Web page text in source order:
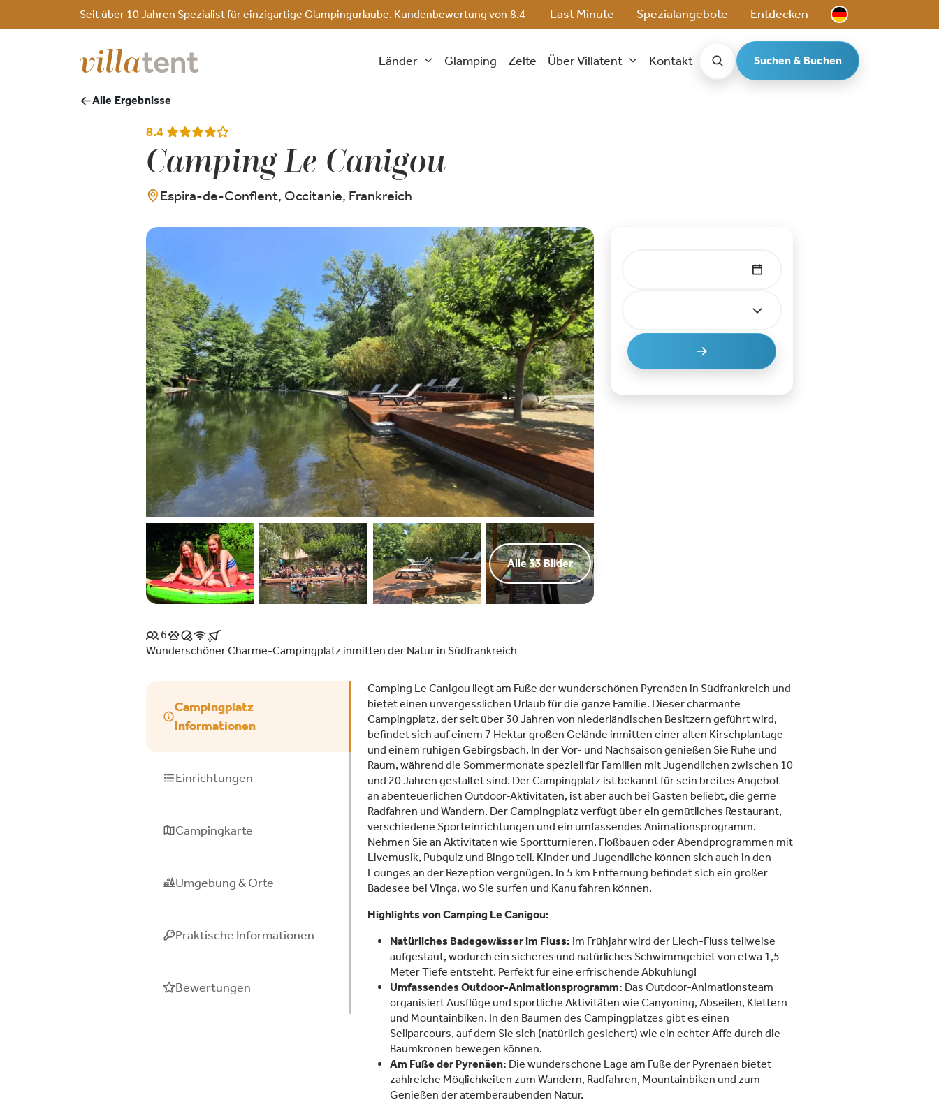
Seit über 10 Jahren Spezialist für einzigartige Glampingurlaube. Kundenbewertung von 8.4 Last Minute Spezialangebote Entdecken
Länder Glamping Zelte Über Villatent Kontakt Suchen & Buchen
Alle Ergebnisse
8.4
Camping Le Canigou
Espira-de-Conflent, Occitanie, Frankreich
Alle 33 Bilder
6
Wunderschöner Charme-Campingplatz inmitten der Natur in Südfrankreich
Campingplatz
Informationen
Einrichtungen
Campingkarte
Umgebung & Orte
Praktische Informationen
Bewertungen
Camping Le Canigou liegt am Fuße der wunderschönen Pyrenäen in Südfrankreich und
bietet einen unvergesslichen Urlaub für die ganze Familie. Dieser charmante
Campingplatz, der seit über 30 Jahren von niederländischen Besitzern geführt wird,
befindet sich auf einem 7 Hektar großen Gelände inmitten einer alten Kirschplantage
und einem ruhigen Gebirgsbach. In der Vor- und Nachsaison genießen Sie Ruhe und
Raum, während die Sommermonate speziell für Familien mit Jugendlichen zwischen 10
und 20 Jahren gestaltet sind. Der Campingplatz ist bekannt für sein breites Angebot
an abenteuerlichen Outdoor-Aktivitäten, ist aber auch bei Gästen beliebt, die gerne
Radfahren und Wandern. Der Campingplatz verfügt über ein gemütliches Restaurant,
verschiedene Sporteinrichtungen und ein umfassendes Animationsprogramm.
Nehmen Sie an Aktivitäten wie Sportturnieren, Floßbauen oder Abendprogrammen mit
Livemusik, Pubquiz und Bingo teil. Kinder und Jugendliche können sich auch in den
Lounges an der Rezeption vergnügen. In 5 km Entfernung befindet sich ein großer
Badesee bei Vinça, wo Sie surfen und Kanu fahren können.
Highlights von Camping Le Canigou:
Natürliches Badegewässer im Fluss: Im Frühjahr wird der Llech-Fluss teilweise
aufgestaut, wodurch ein sicheres und natürliches Schwimmgebiet von etwa 1,5
Meter Tiefe entsteht. Perfekt für eine erfrischende Abkühlung!
Umfassendes Outdoor-Animationsprogramm: Das Outdoor-Animationsteam
organisiert Ausflüge und sportliche Aktivitäten wie Canyoning, Abseilen, Klettern
und Mountainbiken. In den Bäumen des Campingplatzes gibt es einen
Seilparcours, auf dem Sie sich (natürlich gesichert) wie ein echter Affe durch die
Baumkronen bewegen können.
Am Fuße der Pyrenäen: Die wunderschöne Lage am Fuße der Pyrenäen bietet
zahlreiche Möglichkeiten zum Wandern, Radfahren, Mountainbiken und zum
Genießen der atemberaubenden Natur.